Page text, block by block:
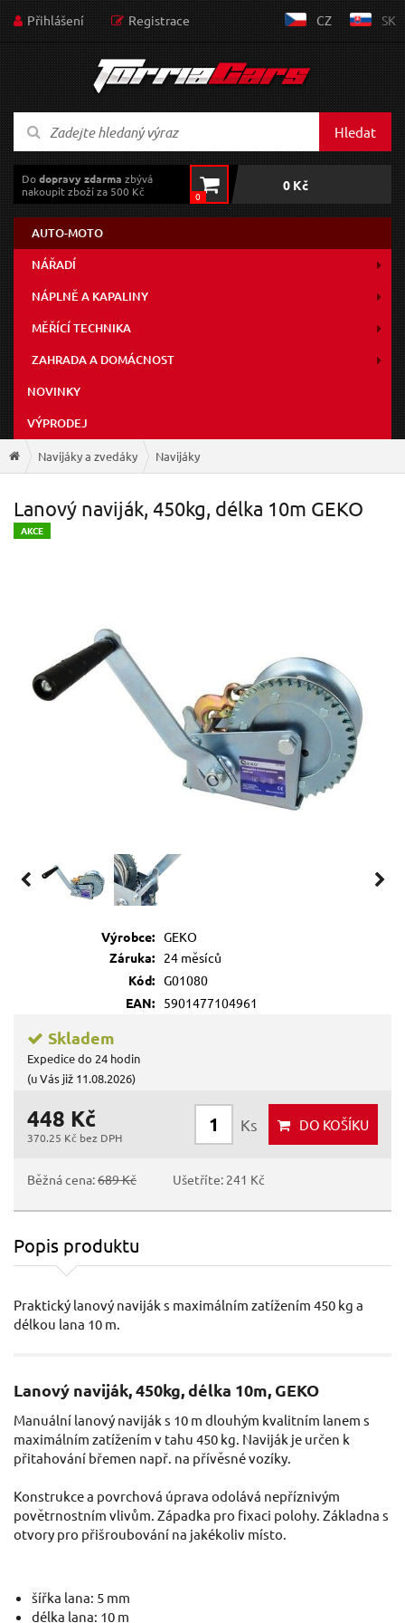
Přihlášení Registrace CZ SK
Hledat
Dodopravy zdarma zbývá
nakoupit zboží za 500 Kč
0
0 Kč
AUTO-MOTO
NÁŘADÍ
NÁPLNĚ A KAPALINY
MĚŘÍCÍ TECHNIKA
ZAHRADA A DOMÁCNOST
NOVINKY
VÝPRODEJ
Navijáky a zvedáky Navijáky
Lanový naviják, 450kg, délka 10m GEKO
AKCE
Výrobce: GEKO
Záruka:
24 měsíců
Kód: G01080
EAN:
5901477104961
Skladem
Expedice do 24 hodin
(u Vás již 11.08.2026)
448 Kč
370.25 Kč bez DPH
Ks DO KOŠÍKU
Běžná cena:689 Kč Ušetříte: 241 Kč
Popis produktu
Praktický lanový naviják s maximálním zatížením 450 kg a
délkou lana 10 m.
Lanový naviják, 450kg, délka 10m, GEKO
Manuální lanový naviják s 10 m dlouhým kvalitním lanem s
maximálním zatížením v tahu 450 kg. Naviják je určen k
přitahování břemen např. na přívěsné vozíky.
Konstrukce a povrchová úprava odolává nepříznivým
povětrnostním vlivům. Západka pro fixaci polohy. Základna s
otvory pro přišroubování na jakékoliv místo.
šířka lana: 5 mm
délka lana: 10 m